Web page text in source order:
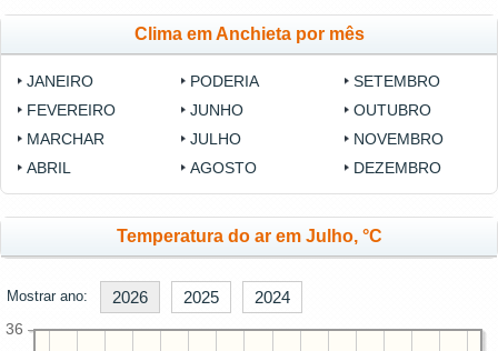
Clima em Anchieta por mês
JANEIRO
FEVEREIRO
MARCHAR
ABRIL
PODERIA
JUNHO
JULHO
AGOSTO
SETEMBRO
OUTUBRO
NOVEMBRO
DEZEMBRO
Temperatura do ar em Julho, °C
Mostrar ano: 2026 2025 2024
36